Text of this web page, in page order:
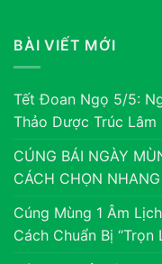
BÀI VIẾT MỚI
Tết Đoan Ngọ 5/5:
Thảo Dược Trúc Lâm
CÚNG BÁI NGÀY
CÁCH CHỌN
Cúng Mùng 1 Âm
Cách Chuẩn Bị “Trọn